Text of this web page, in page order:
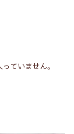
ていません。